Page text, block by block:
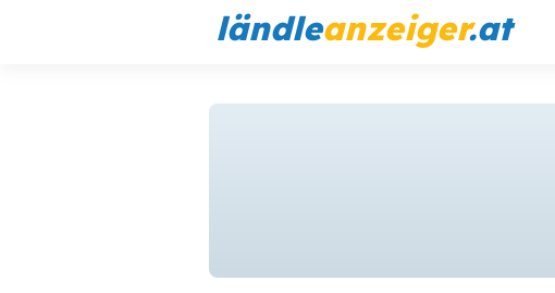
ländleanzeiger.at